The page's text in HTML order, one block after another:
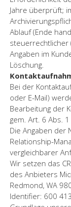
Jahre überprüft;
Ablauf (Ende
steuerrechtlicher
Angaben im
Löschung.
Bei der
oder E-Mail)
Bearbeitung der
gem. Art. 6 Abs.
Die Angaben der
Relationship-
vergleichbarer
Wir setzen das
des Anbieters
Redmond, WA
Identifier: 600